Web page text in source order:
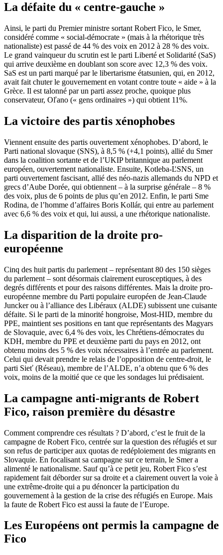
La défaite du « centre-gauche »
Ainsi, le parti du Premier ministre sortant Robert Fico, le Smer,
considéré comme « social-démocrate » (mais à la rhétorique très
nationaliste) est passé de 44 % des voix en 2012 à 28 % des voix.
Le grand vainqueur du scrutin est le parti Liberté et Solidarité (SaS)
qui arrive deuxième en doublant son score avec 12,3 % des voix.
SaS est un parti marqué par le libertarisme étatsunien, qui, en 2012,
avait fait chuter le gouvernement en votant contre toute « aide » à la
Grèce. Il est talonné par un parti assez proche, quoique plus
conservateur, Oľano (« gens ordinaires ») qui obtient 11%.
La victoire des partis xénophobes
Viennent ensuite des partis ouvertement xénophobes. D’abord, le
Parti national slovaque (SNS), à 8,5 % (+4,1 points), allié du Smer
dans la coalition sortante et de l’UKIP britannique au parlement
européen, ouvertement nationaliste. Ensuite, Kotleba-ĽSNS, un
parti ouvertement fascisant, allié des néo-nazis allemands du NPD et
grecs d’Aube Dorée, qui obtiennent – à la surprise générale – 8 %
des voix, plus de 6 points de plus qu’en 2012. Enfin, le parti Sme
Rodina, de l’homme d’affaires Boris Kollár, qui entre au parlement
avec 6,6 % des voix et qui, lui aussi, a une rhétorique nationaliste.
La disparition de la droite pro-
européenne
Cinq des huit partis du parlement – représentant 80 des 150 sièges
du parlement – sont désormais clairement eurosceptiques, à des
degrés différents et pour des raisons différentes. Mais la droite pro-
européenne membre du Parti populaire européen de Jean-Claude
Juncker ou à l’alliance des Libéraux (ALDE) subissent une cuisante
défaite. Si le parti de la minorité hongroise, Most-HID, membre du
PPE, maintient ses positions en tant que représentants des Magyars
de Slovaquie, avec 6,4 % des voix, les Chrétiens-démocrates du
KDH, membre du PPE et deuxième parti du pays en 2012, ont
obtenu moins des 5 % des voix nécessaires à l’entrée au parlement.
Celui qui devait prendre le relais de l’opposition de centre-droit, le
parti Sieť (Réseau), membre de l’ALDE, n’a obtenu que 6 % des
voix, moins de la moitié que ce que les sondages lui prédisaient.
La campagne anti-migrants de Robert
Fico, raison première du désastre
Comment comprendre ces résultats ? D’abord, c’est le fruit de la
campagne de Robert Fico, centrée sur la question des réfugiés et sur
son refus de participer aux quotas de redéploiement des migrants en
Slovaquie. En focalisant sa campagne sur ce terrain, le Smer a
alimenté le nationalisme. Sauf qu’à ce petit jeu, Robert Fico s’est
rapidement fait déborder sur sa droite et a clairement ouvert la voie à
une extrême-droite qui a pu dénoncer la participation du
gouvernement à la gestion de la crise des réfugiés en Europe. Mais
la faute de Robert Fico est aussi la faute de l’Europe.
Les Européens ont permis la campagne de
Fico